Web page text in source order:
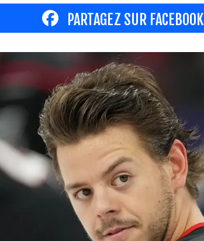
PARTAGEZ SUR FACEBOOK